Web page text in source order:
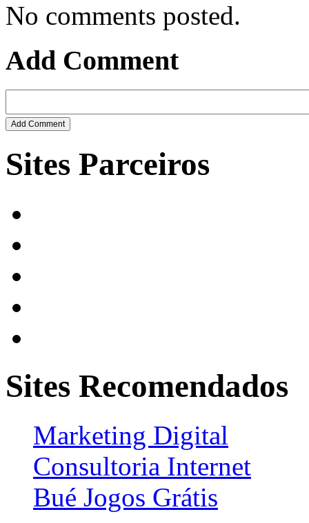
No comments posted.
Add Comment
Sites Parceiros
Sites Recomendados
Marketing Digital
Consultoria Internet
Bué Jogos Grátis